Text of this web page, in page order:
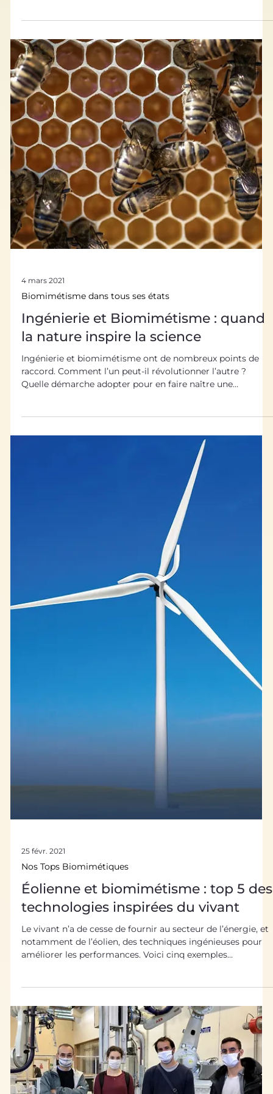
2 avr. 2021
Biomimétisme dans tous ses états
Biomimétisme et santé : quand la
nature inspire la médecine
Biomimétisme et santé : de l’aiguille en forme de trompe
de moustique aux nano-capsules de médicament inspirées
d’algues en passant par la peau antibactérienne du requin,
la médecine et la santé sont bien plus proches du vivant et
de la biologie que vous ne le pensez. Bioxegy vous propose
un petit tour d’horizon de quelques exemples
biomimétiques dans le secteur de la santé . Biomimétisme
et santé : limiter les douleurs et lésions Le moustique, une
redoutable inspiration p
Ingénierie et Biomimétisme : quand
la nature inspire la science
Ingénierie et biomimétisme ont de nombreux points de
raccord. Comment l’un peut-il révolutionner l’autre ?
Quelle démarche adopter pour en faire naître une
innovation durable ? Tour d’horizon des projets inspirants,
à la croisée des chemins de l’ingénierie et du
biomimétisme. Ingénierie et biomimétisme : le nouveau
réflexe de demain ? L’association entre ingénierie et
biomimétisme reste encore peu connue. Pourtant, l’état
d’esprit actuel des étudiants et nouveaux diplômés en
25 févr. 2021
Nos Tops Biomimétiques
Éolienne et biomimétisme : top 5 des